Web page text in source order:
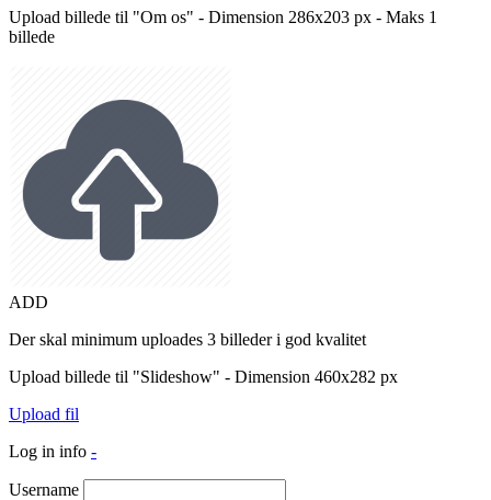
Upload billede til "Om os" - Dimension 286x203 px - Maks 1
billede
ADD
Der skal minimum uploades 3 billeder i god kvalitet
Upload billede til "Slideshow" - Dimension 460x282 px
Upload fil
Log in info -
Username